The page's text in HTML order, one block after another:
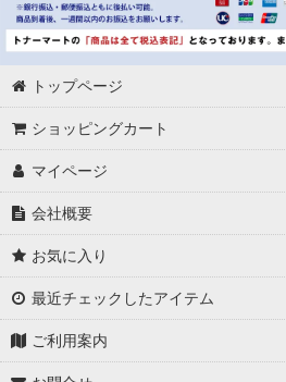
トップページ
ショッピングカート
マイページ
会社概要
お気に入り
最近チェックしたアイテム
ご利用案内